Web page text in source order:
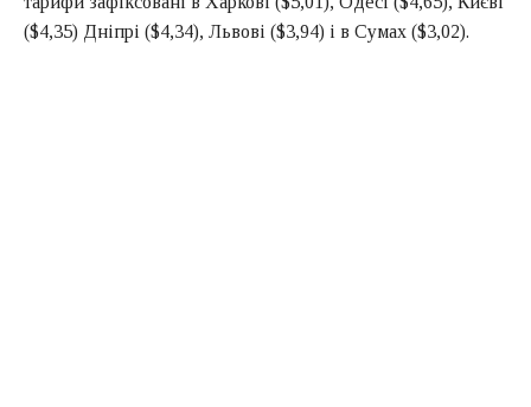
($4,35) Дніпрі ($4,34), Львові ($3,94) і в Сумах ($3,02).